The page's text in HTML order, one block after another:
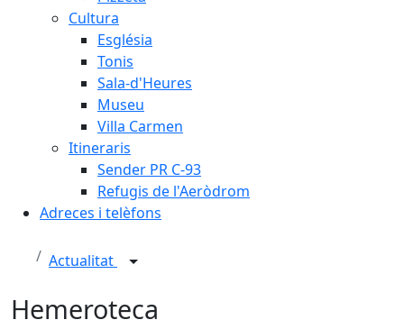
Cultura
Església
Tonis
Sala-d'Heures
Museu
Villa Carmen
Itineraris
Sender PR C-93
Refugis de l'Aeròdrom
Adreces i telèfons
Actualitat
Hemeroteca